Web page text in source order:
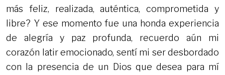
más feliz, realizada, auténtica, comprometida y
libre? Y ese momento fue una honda experiencia
de alegría y paz profunda, recuerdo aún mi
corazón latir emocionado, sentí mi ser desbordado
con la presencia de un Dios que desea para mí